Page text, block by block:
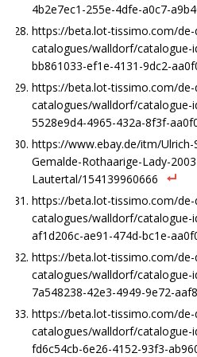
4b2e7ec1-255e-4dfe-a0c7-
https://beta.lot-tissimo.com/
catalogues/walldorf/catalogue-
bb861033-ef1e-4131-9dc2-
https://beta.lot-tissimo.com/
catalogues/walldorf/catalogue-
5528e9d4-4965-432a-8f3f-
https://www.ebay.de/itm/Ulrich-
Gemalde-Rothaarige-Lady-
Lautertal/154139960666
https://beta.lot-tissimo.com/
catalogues/walldorf/catalogue-
af1d206c-ae91-474d-bc1e-
https://beta.lot-tissimo.com/
catalogues/walldorf/catalogue-
7a548238-42e3-4949-9e72-
https://beta.lot-tissimo.com/
catalogues/walldorf/catalogue-
fd6c54cb-6e26-4152-93f3-